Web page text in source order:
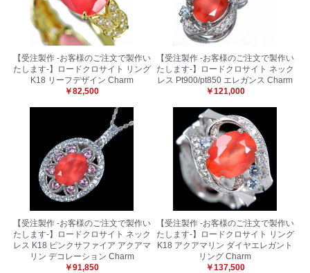
【受注製作 -お客様のご注文で製作い
たします-】ロードクロサイト リング
K18 リーフデザイン Charm
￥82,500
【受注製作 -お客様のご注文で製作い
たします-】ロードクロサイト ネック
レス Pt900/pt850 エレガンス Charm
￥121,000
【受注製作 -お客様のご注文で製作い
たします-】ロードクロサイト ネック
レス K18 ピンクサファイア アクアマ
リン デコレーション Charm
￥91,850
【受注製作 -お客様のご注文で製作い
たします-】ロードクロサイト リング
K18 アクアマリン ダイヤエレガント
リング Charm
￥137,500